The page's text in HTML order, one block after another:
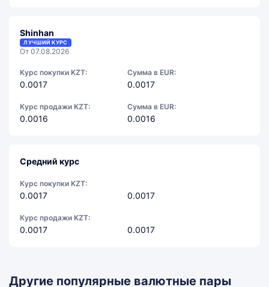
Shinhan
ЛУЧШИЙ КУРС
От 07.08.2026
Курс покупки KZT:
0.0017
Сумма в EUR:
0.0017
Курс продажи KZT:
0.0016
Сумма в EUR:
0.0016
Средний курс
Курс покупки KZT:
0.0017 0.0017
Курс продажи KZT:
0.0017 0.0017
Другие популярные валютные пары